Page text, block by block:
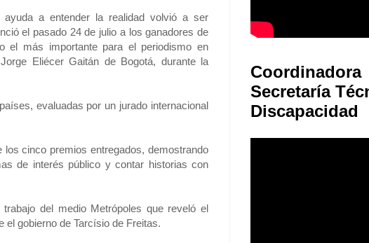
a entender la realidad volvió a ser
el pasado 24 de julio a los ganadores de
el más importante para el periodismo en
Eliécer Gaitán de Bogotá, durante la
evaluadas por un jurado internacional
cinco premios entregados, demostrando
de interés público y contar historias con
del medio Metrópoles que reveló el
el gobierno de Tarcísio de Freitas.
Coordinadora
Secretaría
Discapacidad